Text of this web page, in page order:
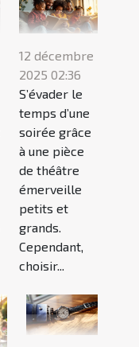
12 décembre
2025 02:36
S’évader le
temps d’une
soirée grâce
à une pièce
de théâtre
émerveille
petits et
grands.
Cependant,
choisir...